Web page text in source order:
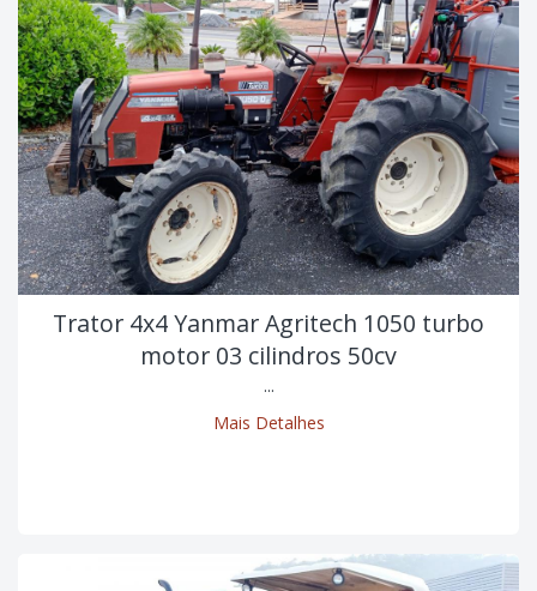
Trator 4x4 Yanmar Agritech 1050 turbo
motor 03 cilindros 50cv
...
Mais Detalhes